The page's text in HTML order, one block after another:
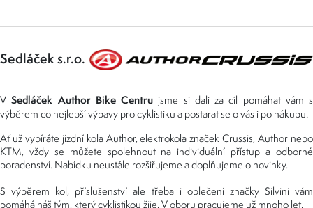
Sedláček s.r.o.
VSedláček Author Bike Centru jsme si dali za cíl pomáhat vám s
výběrem co nejlepší výbavy pro cyklistiku a postarat se o vás i po nákupu.
Ať už vybíráte jízdní kola Author, elektrokola značek Crussis, Author nebo
KTM, vždy se můžete spolehnout na individuální přístup a odborné
poradenství. Nabídku neustále rozšiřujeme a doplňujeme o novinky.
S výběrem kol, příslušenství ale třeba i oblečení značky Silvini vám
pomáhá náš tým, který cyklistikou žije. V oboru pracujeme už mnoho let.